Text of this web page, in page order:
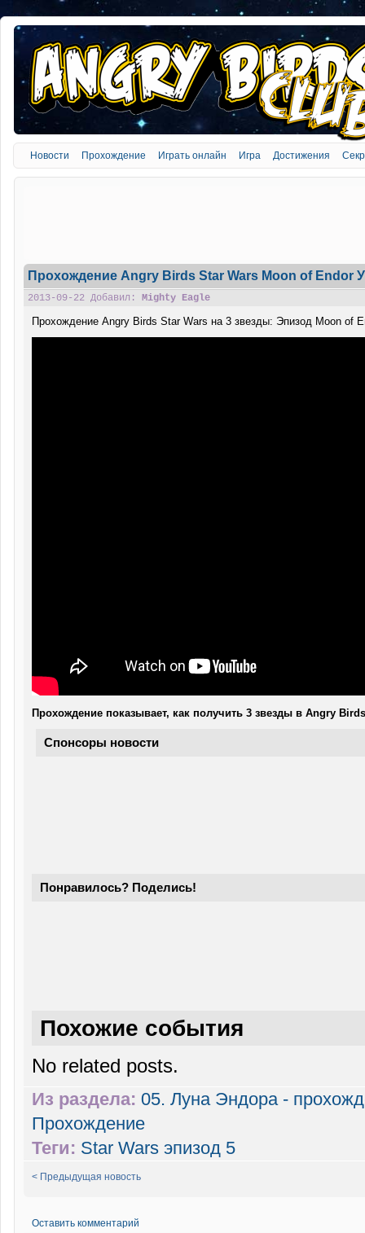
Новости Прохождение Играть онлайн Игра Достижения
Прохождение Angry Birds Star Wars Moon of Endor
2013-09-22 Добавил: Mighty Eagle
Прохождение Angry Birds Star Wars на 3 звезды: Эпизод Moon of
Прохождение показывает, как получить 3 звезды в Angry
Спонсоры новости
Понравилось? Поделись!
Похожие события
No related posts.
Из раздела: 05. Луна Эндора -
Прохождение
Теги: Star Wars эпизод 5
< Предыдущая новость
Оставить комментарий